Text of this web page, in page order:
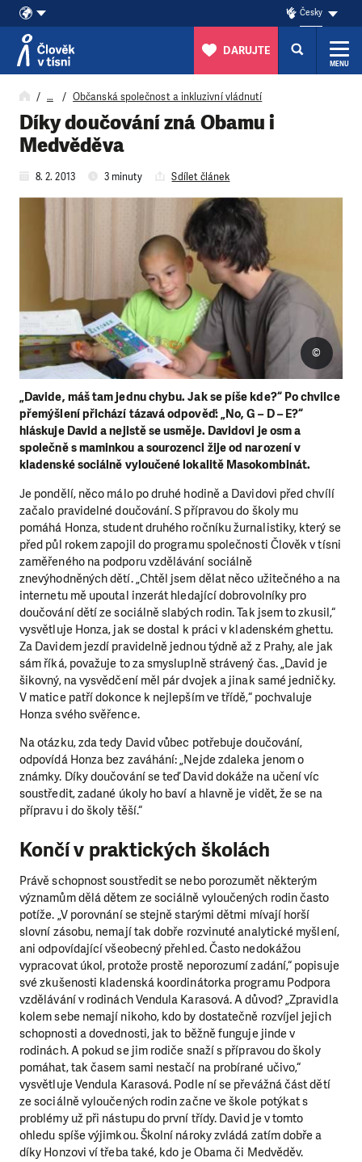
Přeskočit na obsah
Česky
DARUJTE
MENU
… Občanská společnost a inkluzivní vládnutí
Díky doučování zná Obamu i
Medvěděva
8. 2. 2013 3 minuty Sdílet článek
„Davide, máš tam jednu chybu. Jak se píše kde?“ Po chvilce
přemýšlení přichází tázavá odpověď: „No, G – D – E?“
hláskuje David a nejistě se usměje. Davidovi je osm a
společně s maminkou a sourozenci žije od narození v
kladenské sociálně vyloučené lokalitě Masokombinát.
©
Je pondělí, něco málo po druhé hodině a Davidovi před chvílí
začalo pravidelné doučování. S přípravou do školy mu
pomáhá Honza, student druhého ročníku žurnalistiky, který se
před půl rokem zapojil do programu společnosti Člověk v tísni
zaměřeného na podporu vzdělávání sociálně
znevýhodněných dětí. „Chtěl jsem dělat něco užitečného a na
internetu mě upoutal inzerát hledající dobrovolníky pro
doučování dětí ze sociálně slabých rodin. Tak jsem to zkusil,“
vysvětluje Honza, jak se dostal k práci v kladenském ghettu.
Za Davidem jezdí pravidelně jednou týdně až z Prahy, ale jak
sám říká, považuje to za smysluplně strávený čas. „David je
šikovný, na vysvědčení měl pár dvojek a jinak samé jedničky.
V matice patří dokonce k nejlepším ve třídě,“ pochvaluje
Honza svého svěřence.
Na otázku, zda tedy David vůbec potřebuje doučování,
odpovídá Honza bez zaváhání: „Nejde zdaleka jenom o
známky. Díky doučování se teď David dokáže na učení víc
soustředit, zadané úkoly ho baví a hlavně je vidět, že se na
přípravu i do školy těší.“
Končí v praktických školách
Právě schopnost soustředit se nebo porozumět některým
významům dělá dětem ze sociálně vyloučených rodin často
potíže. „V porovnání se stejně starými dětmi mívají horší
slovní zásobu, nemají tak dobře rozvinuté analytické myšlení,
ani odpovídající všeobecný přehled. Často nedokážou
vypracovat úkol, protože prostě neporozumí zadání,“ popisuje
své zkušenosti kladenská koordinátorka programu Podpora
vzdělávání v rodinách Vendula Karasová. A důvod? „Zpravidla
kolem sebe nemají nikoho, kdo by dostatečně rozvíjel jejich
schopnosti a dovednosti, jak to běžně funguje jinde v
rodinách. A pokud se jim rodiče snaží s přípravou do školy
pomáhat, tak časem sami nestačí na probírané učivo,“
vysvětluje Vendula Karasová. Podle ní se převážná část dětí
ze sociálně vyloučených rodin začne ve škole potýkat s
problémy už při nástupu do první třídy. David je v tomto
ohledu spíše výjimkou. Školní nároky zvládá zatím dobře a
díky Honzovi ví třeba také, kdo je Obama či Medvěděv.